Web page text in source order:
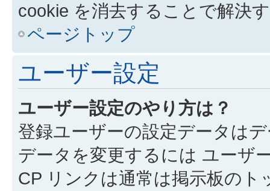
cookie を消去することで解決
ページトップ
ユーザー設定
ユーザー設定のやり方は？
登録ユーザーの設定データは
データを変更するには ユーザ
CP リンクは通常は掲示板の